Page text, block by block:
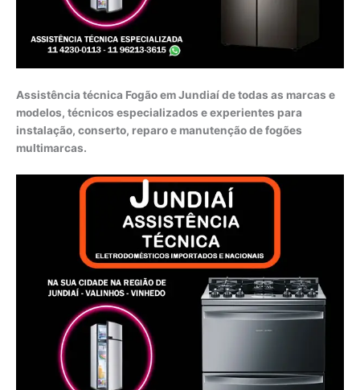
Assistência técnica Fogão em Jundiaí de todas as marcas e
modelos, técnicos especializados e experientes para
instalação, conserto, reparo e manutenção de fogões
multimarcas.